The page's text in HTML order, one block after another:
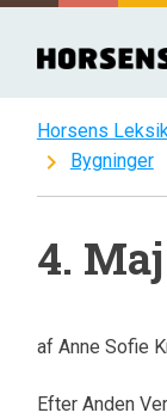
Spring
indhold
Horsens
chevron_right Bygninger
4.
af Anne Sofie
Efter Anden